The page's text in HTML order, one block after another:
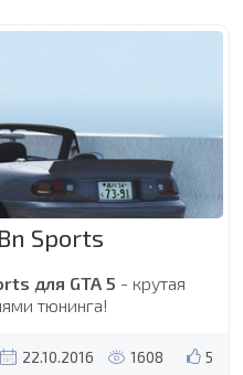
Sports
для GTA 5 - крутая
тюнинга!
5
22.10.2016 1608